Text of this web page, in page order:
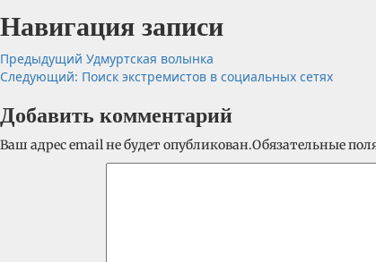
Навигация записи
Предыдущий Удмуртская волынка
Следующий: Поиск экстремистов в социальных сетях
Добавить комментарий
Ваш адрес email не будет опубликован.Обязательные